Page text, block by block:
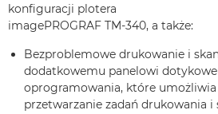
konfiguracji plotera
imagePROGRAF TM-340, a także:
Bezproblemowe drukowanie i
dodatkowemu panelowi
oprogramowania, które umożliwia
przetwarzanie zadań drukowania i